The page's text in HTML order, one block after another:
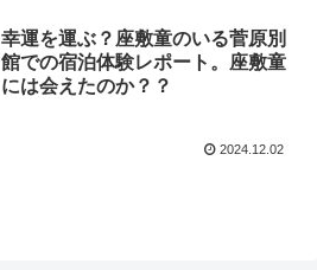
幸運を運ぶ？座敷童のいる菅原別
館での宿泊体験レポート。座敷童
には会えたのか？？
2024.12.02